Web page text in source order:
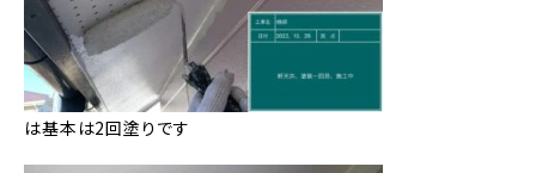
は基本は2回塗りです